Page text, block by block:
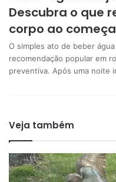
Descubra o que
corpo ao
O simples ato de beber
recomendação popular em
preventiva. Após uma noite
Veja também